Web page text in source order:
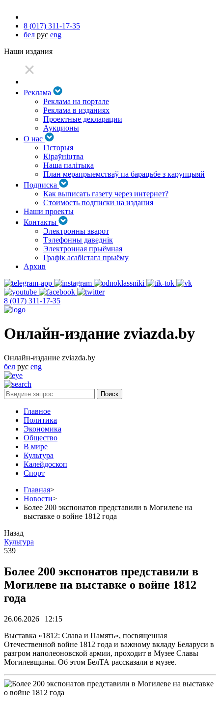
8 (017) 311-17-35
бел рус eng
Наши издания
Реклама
Реклама на портале
Реклама в изданиях
Проектные декларации
Аукционы
О нас
Гісторыя
Кіраўніцтва
Наша палітыка
План мерапрыемстваў па барацьбе з карупцыяй
Подписка
Как выписать газету через интернет?
Стоимость подписки на издания
Наши проекты
Контакты
Электронны зварот
Тэлефонны даведнік
Электронная прыёмная
Графік асабістага прыёму
Архив
8 (017) 311-17-35
Онлайн-издание zviazda.by
Онлайн-издание zviazda.by
бел рус eng
Главное
Политика
Экономика
Общество
В мире
Культура
Калейдоскоп
Спорт
Главная>
Новости>
Более 200 экспонатов представили в Могилеве на
выставке о войне 1812 года
Назад
Культура
539
Более 200 экспонатов представили в
Могилеве на выставке о войне 1812
года
26.06.2026 | 12:15
Выставка «1812: Слава и Память», посвященная
Отечественной войне 1812 года и важному вкладу Беларуси в
разгром наполеоновской армии, проходит в Музее Славы
Могилевщины. Об этом БелТА рассказали в музее.